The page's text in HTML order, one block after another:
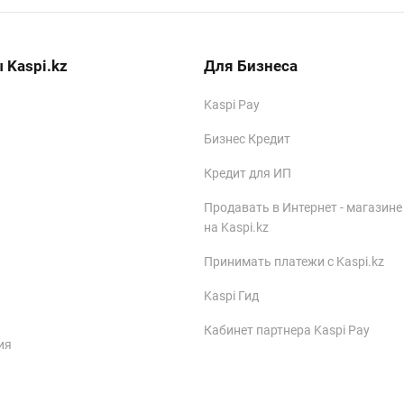
Kaspi.kz Для Бизнеса
Kaspi Pay
Бизнес Кредит
Кредит для ИП
Продавать в Интернет - магазине
на Kaspi.kz
Принимать платежи с Kaspi.kz
Kaspi Гид
Кабинет партнера Kaspi Pay